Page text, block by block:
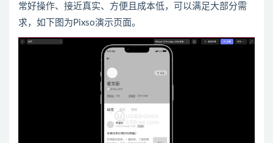
常好操作、接近真实、方便且成本低，可以满足大部分需
求，如下图为Pixso演示页面。